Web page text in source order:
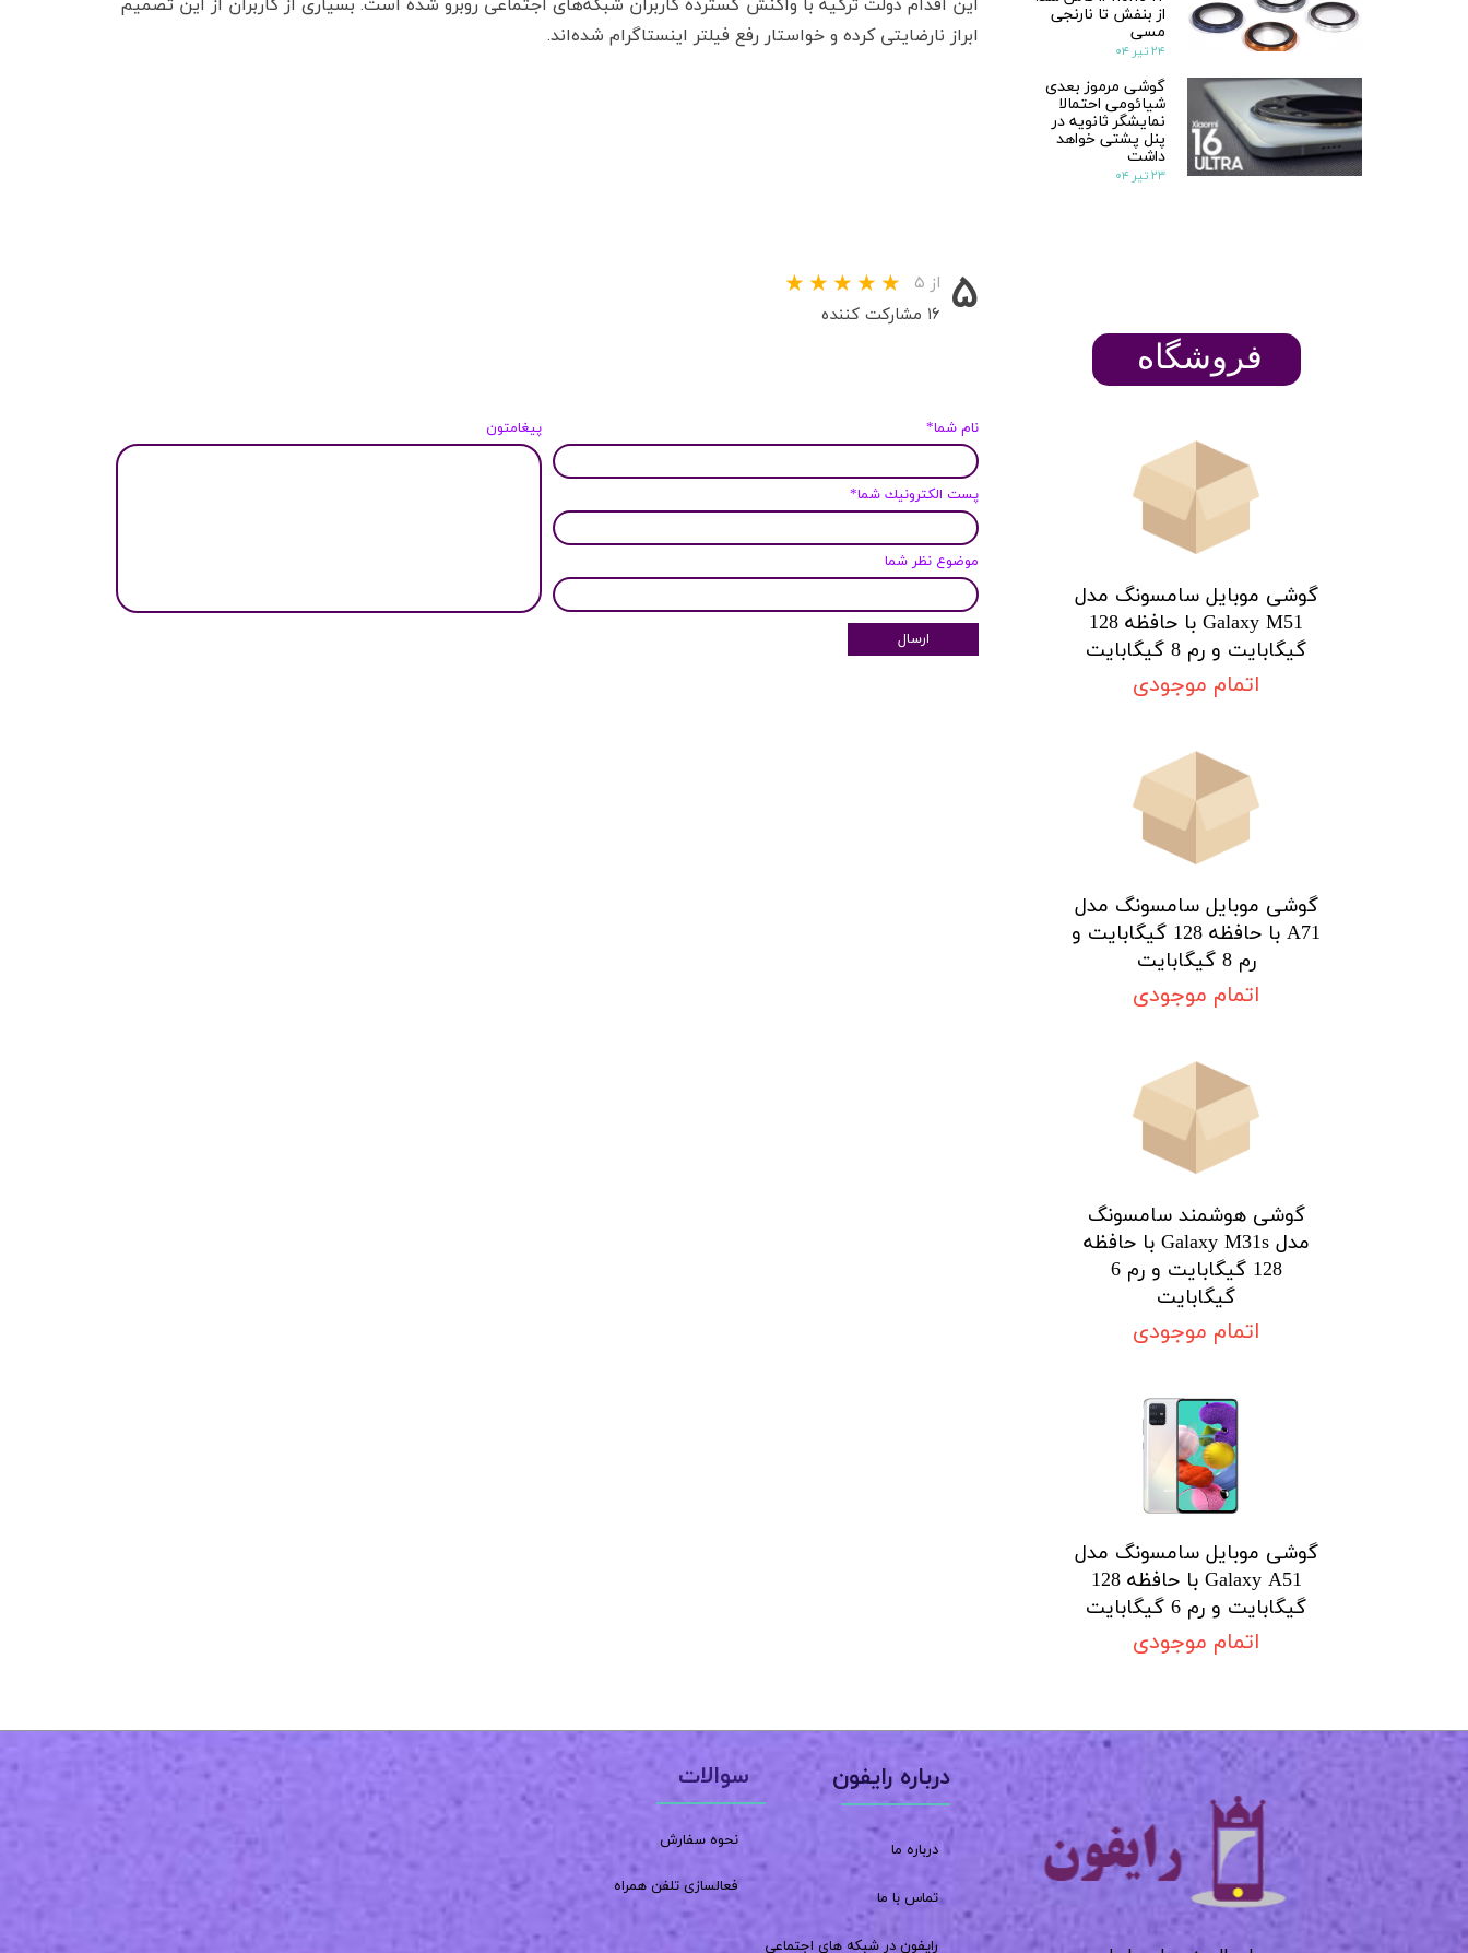
ابراز نارضایتی کرده و خواستار رفع فیلتر اینستاگرام شده‌اند.
۵ از ۵
★★★ ★★
۱۶ مشارکت کننده
نام شما*
پست الكترونيك شما*
موضوع نظر شما
پیغامتون
ارسال
گوشی موبایل سامسونگ مدل
Galaxy M51 با حافظه 128
گیگابایت و رم 8 گیگابایت
اتمام موجودی
گوشی موبایل سامسونگ مدل
A71 با حافظه 128 گیگابایت و
رم 8 گیگابایت
اتمام موجودی
گوشی هوشمند سامسونگ
مدل Galaxy M31s با حافظه
128 گیگابایت و رم 6
گیگابایت
اتمام موجودی
گوشی موبایل سامسونگ مدل
Galaxy A51 با حافظه 128
گیگابایت و رم 6 گیگابایت
اتمام موجودی
​​​​فروشگاه
از بنفش تا نارنجی
مسی
۲۴ تیر ۰۴
گوشی مرموز بعدی
شیائومی احتمالا
نمایشگر ثانویه در
پنل پشتی خواهد
داشت
۲۳ تیر ۰۴
​​​​​​​
سوالات
نحوه سفارش
فعالسازی تلفن همراه
درباره رایفون
درباره ما
تماس با ما
رایفون در شبکه های اجتماعی